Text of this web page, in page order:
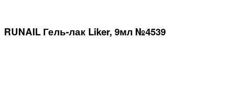
RUNAIL Гель-лак Liker, 9мл №4539